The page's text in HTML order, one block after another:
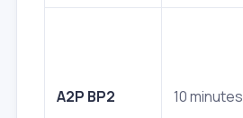
A2P BP2 10 minutes